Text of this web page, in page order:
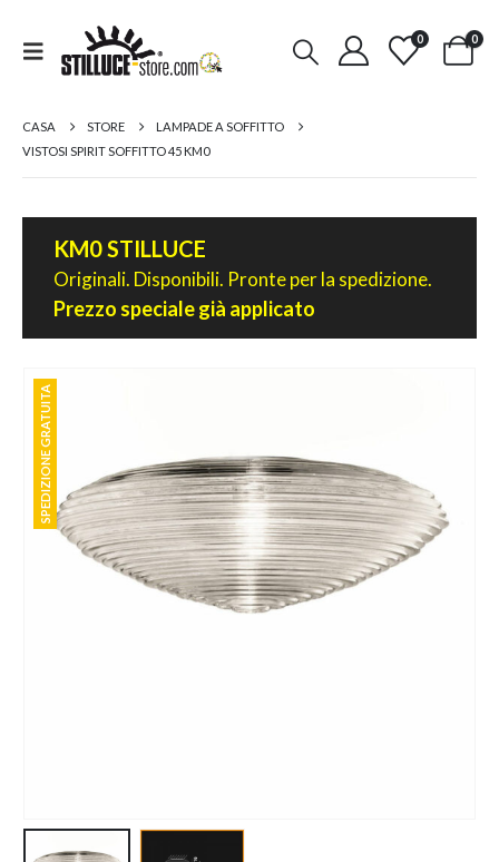
0 0
CASA STORE
LAMPADE A SOFFITTO
VISTOSI SPIRIT SOFFITTO 45 KM0
KM0 STILLUCE
Originali. Disponibili. Pronte per la spedizione.
Prezzo speciale già applicato
SPEDIZIONE GRATUITA
SPEDIZIONE GRATUITA